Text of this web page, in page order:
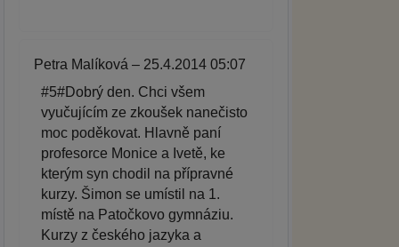
Petra Malíková – 25.4.2014 05:07
#5#Dobrý den. Chci všem
vyučujícím ze zkoušek nanečisto
moc poděkovat. Hlavně paní
profesorce Monice a Ivetě, ke
kterým syn chodil na přípravné
kurzy. Šimon se umístil na 1.
místě na Patočkovo gymnáziu.
Kurzy z českého jazyka a